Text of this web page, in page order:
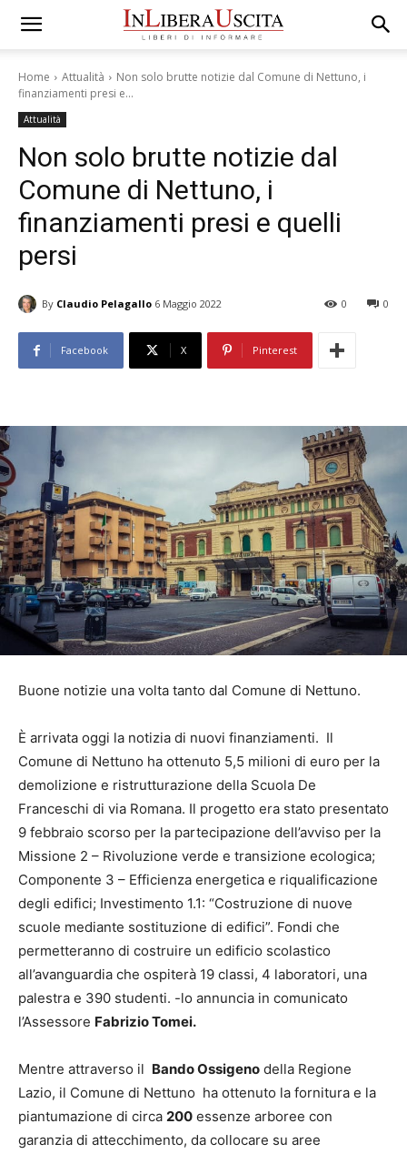
Home Attualità
Non solo brutte notizie dal Comune di Nettuno, i
finanziamenti presi e...
Attualità
Non solo brutte notizie dal
Comune di Nettuno, i
finanziamenti presi e quelli
persi
By Claudio Pelagallo 6 Maggio 2022 0
0
Facebook X Pinterest
Buone notizie una volta tanto dal Comune di Nettuno.
È arrivata oggi la notizia di nuovi finanziamenti. Il
Comune di Nettuno ha ottenuto 5,5 milioni di euro per la
demolizione e ristrutturazione della Scuola De
Franceschi di via Romana. Il progetto era stato presentato
9 febbraio scorso per la partecipazione dell’avviso per la
Missione 2 – Rivoluzione verde e transizione ecologica;
Componente 3 – Efficienza energetica e riqualificazione
degli edifici; Investimento 1.1: “Costruzione di nuove
scuole mediante sostituzione di edifici”. Fondi che
permetteranno di costruire un edificio scolastico
all’avanguardia che ospiterà 19 classi, 4 laboratori, una
palestra e 390 studenti. -lo annuncia in comunicato
l’Assessore Fabrizio Tomei.
Mentre attraverso il Bando Ossigeno della Regione
Lazio, il Comune di Nettuno ha ottenuto la fornitura e la
piantumazione di circa 200 essenze arboree con
garanzia di attecchimento, da collocare su aree